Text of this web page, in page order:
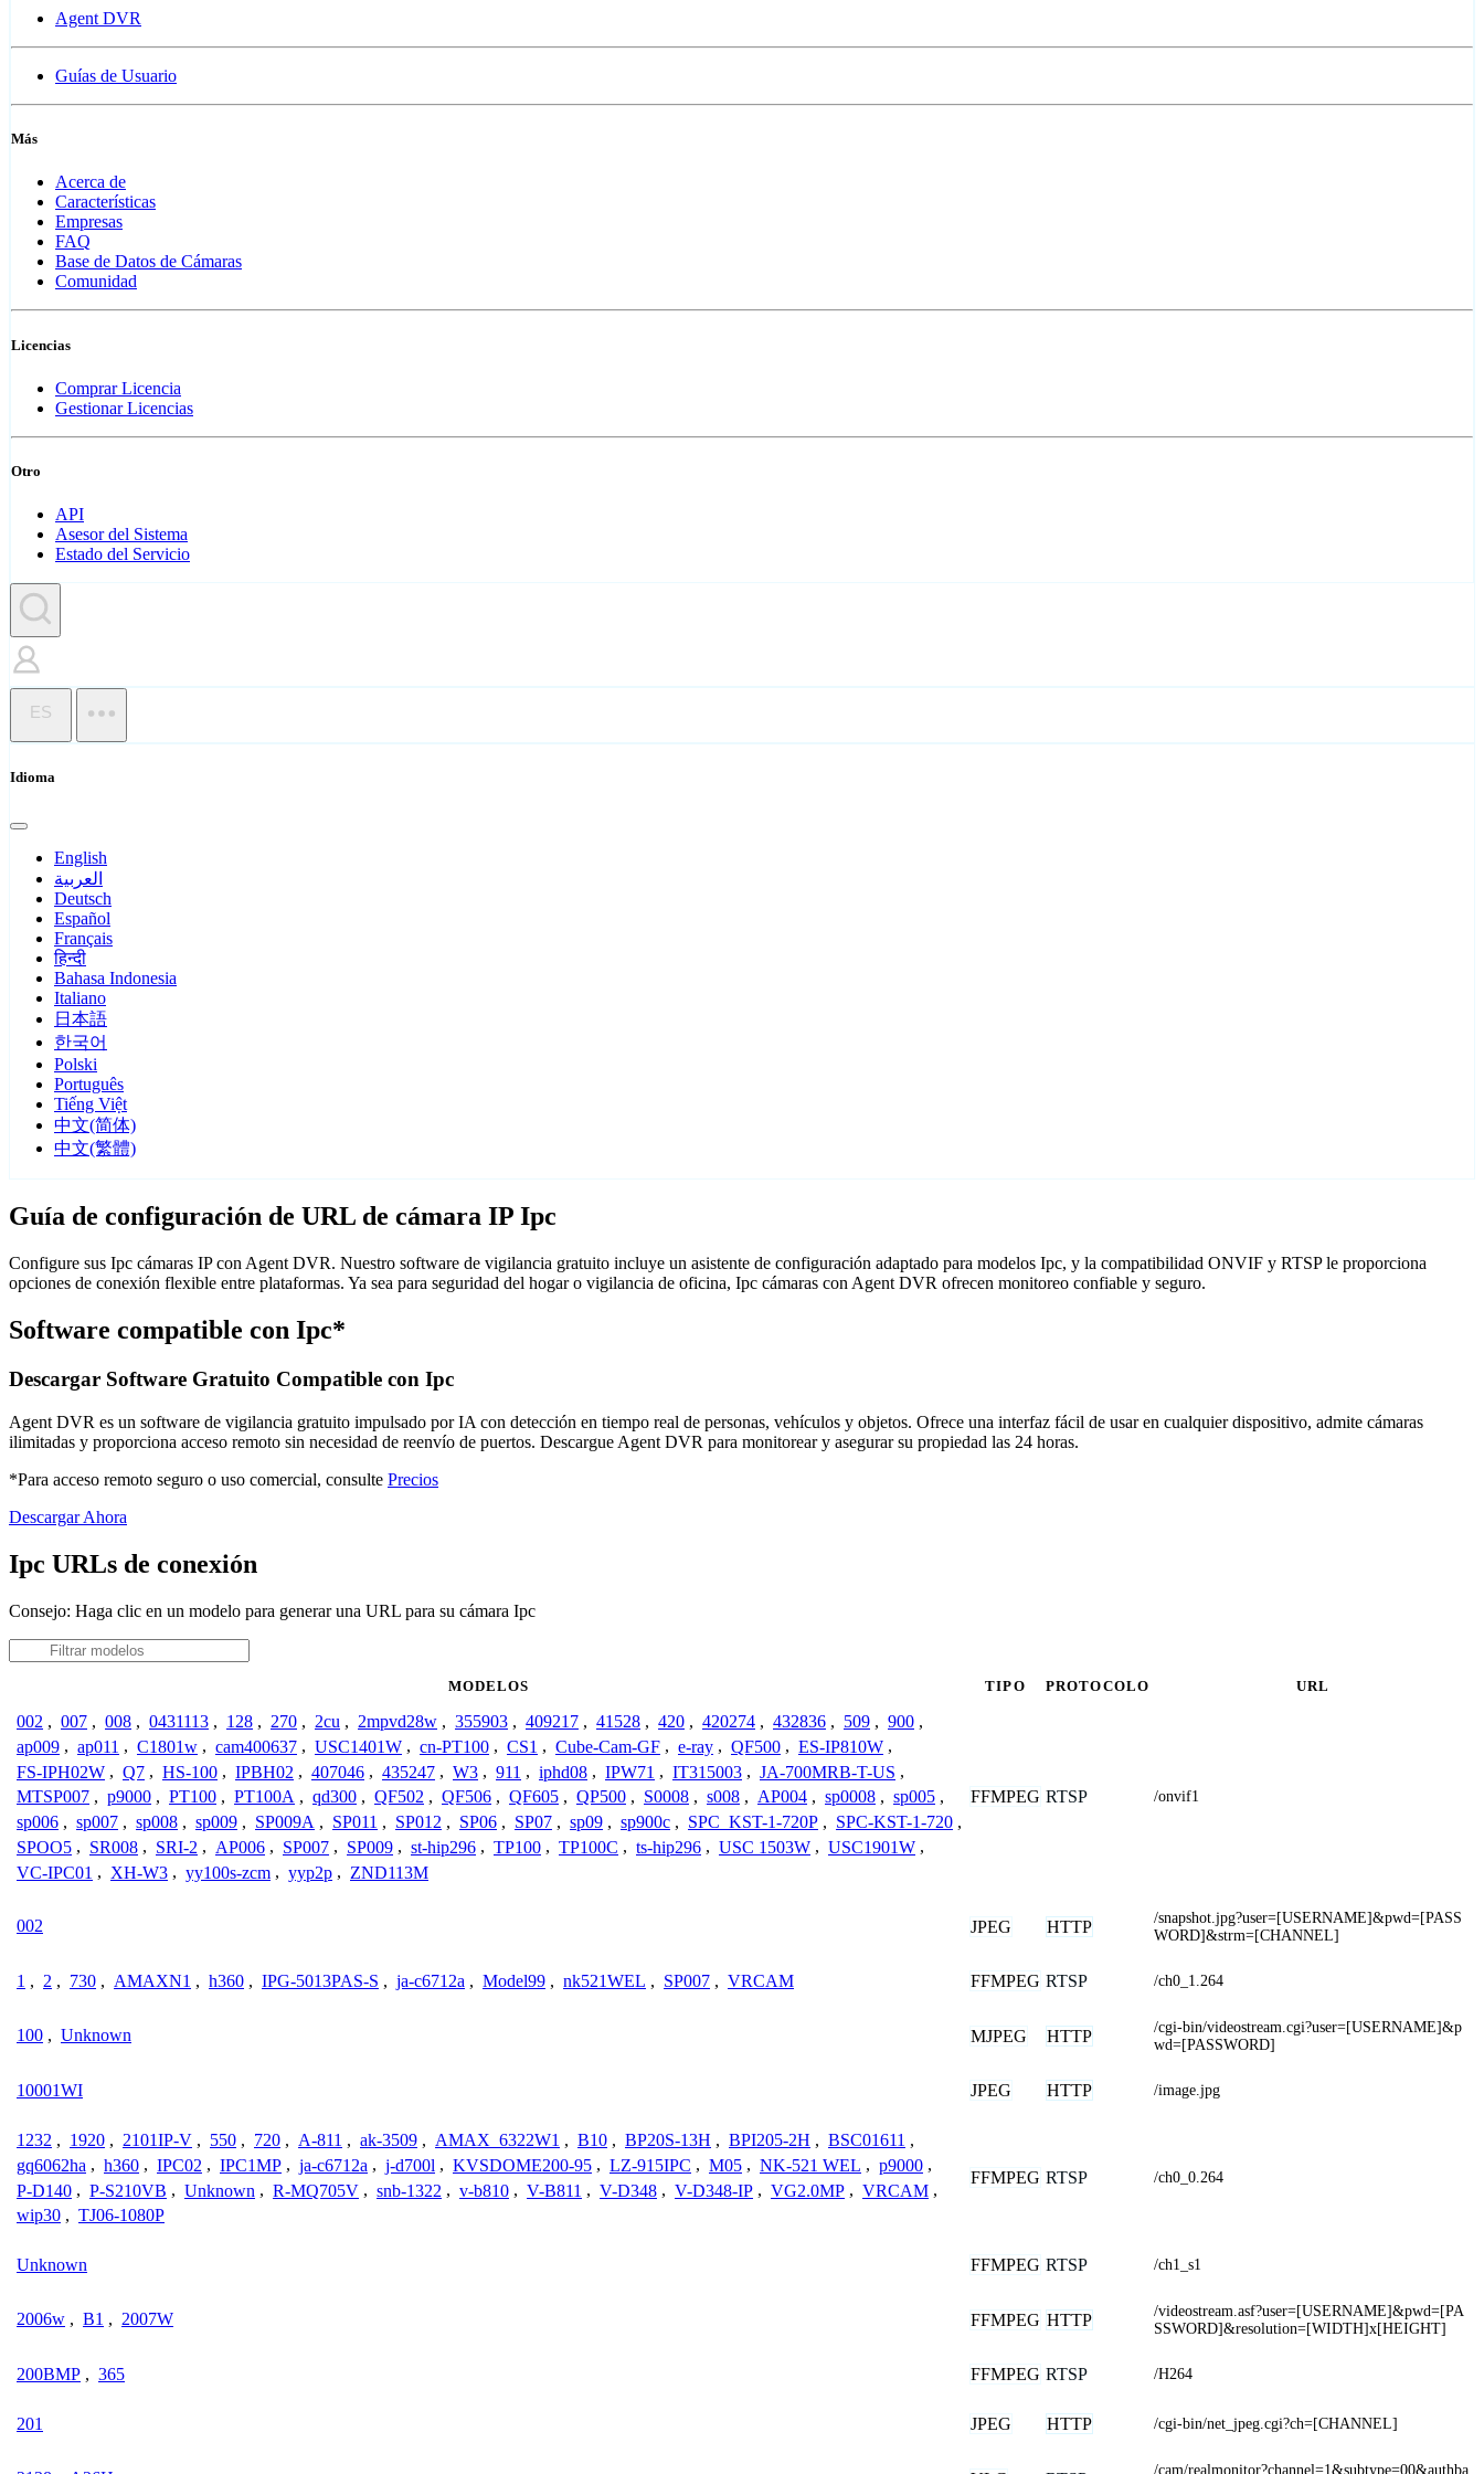
Agent DVR
Guías de Usuario
Más
Acerca de
Características
Empresas
FAQ
Base de Datos de Cámaras
Comunidad
Licencias
Comprar Licencia
Gestionar Licencias
Otro
API
Asesor del Sistema
Estado del Servicio
ES
Idioma
English
العربية
Deutsch
Español
Français
हिन्दी
Bahasa Indonesia
Italiano
日本語
한국어
Polski
Português
Tiếng Việt
中文(简体)
中文(繁體)
Guía de configuración de URL de cámara IP Ipc
Configure sus Ipc cámaras IP con Agent DVR. Nuestro software de vigilancia gratuito incluye un asistente de configuración adaptado para modelos Ipc, y la compatibilidad ONVIF y RTSP le proporciona
opciones de conexión flexible entre plataformas. Ya sea para seguridad del hogar o vigilancia de oficina, Ipc cámaras con Agent DVR ofrecen monitoreo confiable y seguro.
Software compatible con Ipc*
Descargar Software Gratuito Compatible con Ipc
Agent DVR es un software de vigilancia gratuito impulsado por IA con detección en tiempo real de personas, vehículos y objetos. Ofrece una interfaz fácil de usar en cualquier dispositivo, admite cámaras
ilimitadas y proporciona acceso remoto sin necesidad de reenvío de puertos. Descargue Agent DVR para monitorear y asegurar su propiedad las 24 horas.
*Para acceso remoto seguro o uso comercial, consulte Precios
Descargar Ahora
Ipc URLs de conexión
Consejo: Haga clic en un modelo para generar una URL para su cámara Ipc
MODELOS TIPO PROTOCOLO URL
002 , 007 , 008 , 0431113 , 128 , 270 , 2cu , 2mpvd28w , 355903 , 409217 , 41528 , 420 , 420274 , 432836 , 509 , 900 ,
ap009 , ap011 , C1801w , cam400637 , USC1401W , cn-PT100 , CS1 , Cube-Cam-GF , e-ray , QF500 , ES-IP810W ,
FS-IPH02W , Q7 , HS-100 , IPBH02 , 407046 , 435247 , W3 , 911 , iphd08 , IPW71 , IT315003 , JA-700MRB-T-US ,
MTSP007 , p9000 , PT100 , PT100A , qd300 , QF502 , QF506 , QF605 , QP500 , S0008 , s008 , AP004 , sp0008 , sp005 ,
sp006 , sp007 , sp008 , sp009 , SP009A , SP011 , SP012 , SP06 , SP07 , sp09 , sp900c , SPC_KST-1-720P , SPC-KST-1-720 ,
SPOO5 , SR008 , SRI-2 , AP006 , SP007 , SP009 , st-hip296 , TP100 , TP100C , ts-hip296 , USC 1503W , USC1901W ,
VC-IPC01 , XH-W3 , yy100s-zcm , yyp2p , ZND113M
FFMPEG RTSP /onvif1
002 JPEG HTTP
/snapshot.jpg?user=[USERNAME]&pwd=[PASS
WORD]&strm=[CHANNEL]
1 , 2 , 730 , AMAXN1 , h360 , IPG-5013PAS-S , ja-c6712a , Model99 , nk521WEL , SP007 , VRCAM FFMPEG RTSP /ch0_1.264
100 , Unknown MJPEG HTTP
/cgi-bin/videostream.cgi?user=[USERNAME]&p
wd=[PASSWORD]
10001WI JPEG HTTP /image.jpg
1232 , 1920 , 2101IP-V , 550 , 720 , A-811 , ak-3509 , AMAX_6322W1 , B10 , BP20S-13H , BPI205-2H , BSC01611 ,
gq6062ha , h360 , IPC02 , IPC1MP , ja-c6712a , j-d700l , KVSDOME200-95 , LZ-915IPC , M05 , NK-521 WEL , p9000 ,
P-D140 , P-S210VB , Unknown , R-MQ705V , snb-1322 , v-b810 , V-B811 , V-D348 , V-D348-IP , VG2.0MP , VRCAM ,
wip30 , TJ06-1080P
FFMPEG RTSP /ch0_0.264
Unknown FFMPEG RTSP /ch1_s1
2006w , B1 , 2007W FFMPEG HTTP
/videostream.asf?user=[USERNAME]&pwd=[PA
SSWORD]&resolution=[WIDTH]x[HEIGHT]
200BMP , 365 FFMPEG RTSP /H264
201 JPEG HTTP /cgi-bin/net_jpeg.cgi?ch=[CHANNEL]
/cam/realmonitor?channel=1&subtype=00&authba